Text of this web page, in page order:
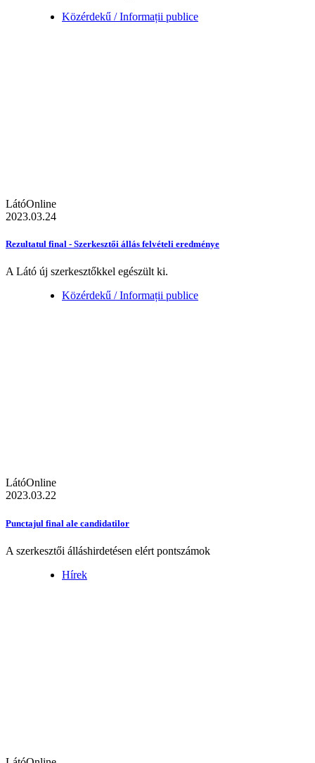
Közérdekű / Informații publice
LátóOnline
2023.03.24
Rezultatul final - Szerkesztői állás felvételi eredménye
A Látó új szerkesztőkkel egészült ki.
Közérdekű / Informații publice
LátóOnline
2023.03.22
Punctajul final ale candidatilor
A szerkesztői álláshirdetésen elért pontszámok
Hírek